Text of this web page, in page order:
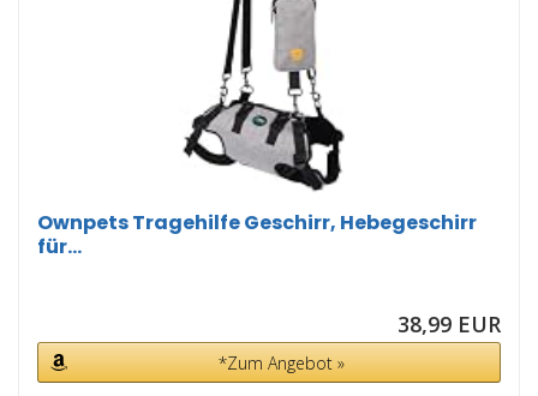
Ownpets Tragehilfe Geschirr, Hebegeschirr
für...
38,99 EUR
*Zum Angebot »